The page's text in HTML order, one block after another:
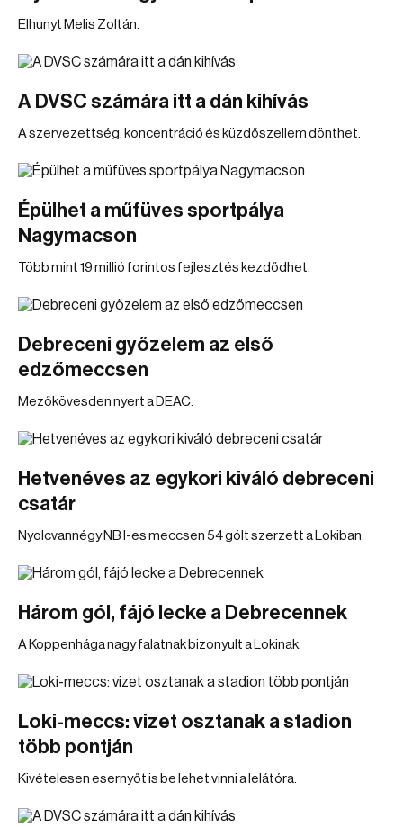
Elhunyt Melis Zoltán.
A DVSC számára itt a dán kihívás
A szervezettség, koncentráció és küzdőszellem dönthet.
Épülhet a műfüves sportpálya
Nagymacson
Több mint 19 millió forintos fejlesztés kezdődhet.
Debreceni győzelem az első
edzőmeccsen
Mezőkövesden nyert a DEAC.
Hetvenéves az egykori kiváló debreceni
csatár
Nyolcvannégy NB I-es meccsen 54 gólt szerzett a Lokiban.
Három gól, fájó lecke a Debrecennek
A Koppenhága nagy falatnak bizonyult a Lokinak.
Loki-meccs: vizet osztanak a stadion
több pontján
Kivételesen esernyőt is be lehet vinni a lelátóra.